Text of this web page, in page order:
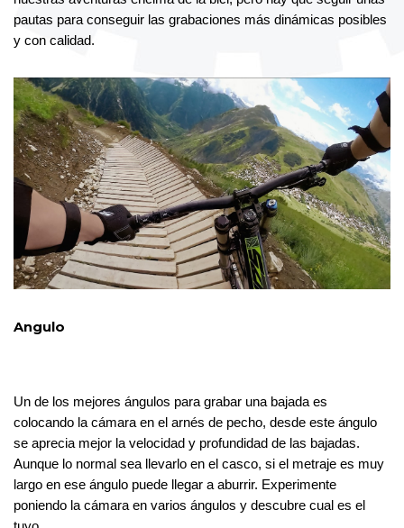
pautas para conseguir las grabaciones más dinámicas posibles
y con calidad.
Angulo
Un de los mejores ángulos para grabar una bajada es
colocando la cámara en el arnés de pecho, desde este ángulo
se aprecia mejor la velocidad y profundidad de las bajadas.
Aunque lo normal sea llevarlo en el casco, si el metraje es muy
largo en ese ángulo puede llegar a aburrir. Experimente
poniendo la cámara en varios ángulos y descubre cual es el